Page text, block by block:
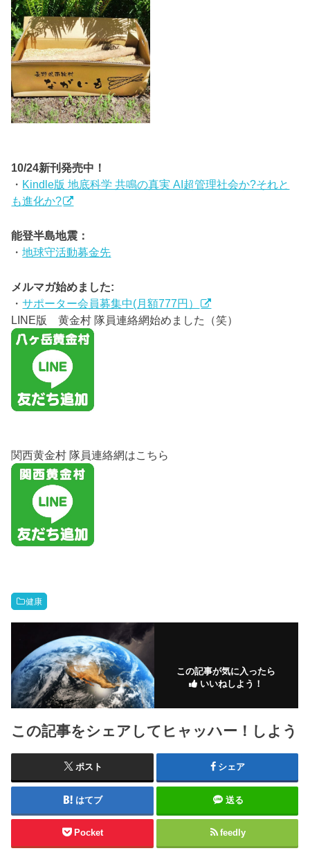
10/24新刊発売中！
・ Kindle版 地底科学 共鳴の真実 AI超管理社会か?それと
も進化か?
能登半島地震：
・地球守活動募金先
メルマガ始めました:
・サポーター会員募集中(月額777円）
LINE版 黄金村 隊員連絡網始めました（笑）
関西黄金村 隊員連絡網はこちら
健康
この記事が気に入ったら
いいねしよう！
この記事をシェアしてヒャッハー！しよう
ポスト シェア
はてブ 送る
Pocket feedly